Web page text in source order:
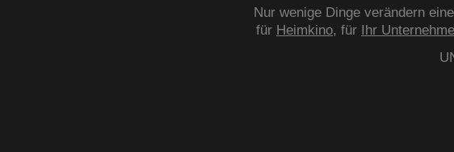
Nur wenige Dinge verändern
für Heimkino, für Ihr